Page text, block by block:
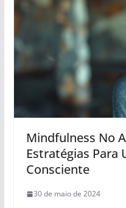
Mindfulness No
Estratégias Para
Consciente
30 de maio de 2024